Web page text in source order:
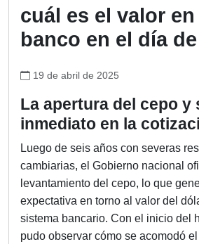
cuál es el valor
banco en el día
19 de abril de 2025
La apertura del cepo y
inmediato en la
Luego de seis años con severas
cambiarias, el Gobierno nacional
levantamiento del cepo, lo que
expectativa en torno al valor del
sistema bancario. Con el inicio del
pudo observar cómo se acomodó